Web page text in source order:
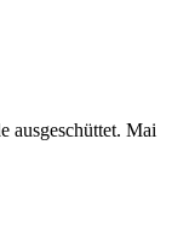
ausgeschüttet. Mai